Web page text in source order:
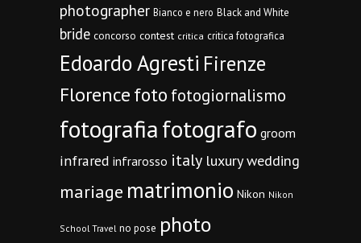
photographer Bianco e nero Black and White
bride concorso contest critica critica fotografica
Edoardo Agresti Firenze
Florencefoto fotogiornalismo
fotografiafotografo groom
infrared infrarosso italy luxury wedding
mariage matrimonio Nikon Nikon
School Travel no pose photo